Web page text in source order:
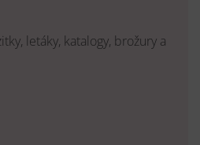
letáky, katalogy, brožury a